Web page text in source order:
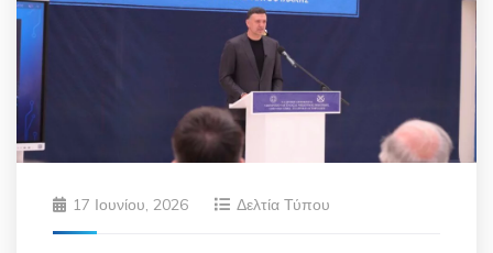
17 Ιουνίου, 2026 Δελτία Τύπου